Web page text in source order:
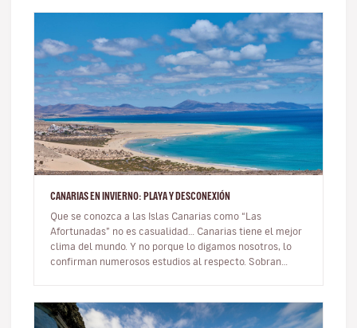
CANARIAS EN INVIERNO: PLAYA Y DESCONEXIÓN
Que se conozca a las Islas Canarias como “Las
Afortunadas” no es casualidad… Canarias tiene el mejor
clima del mundo. Y no porque lo digamos nosotros, lo
confirman numerosos estudios al respecto. Sobran